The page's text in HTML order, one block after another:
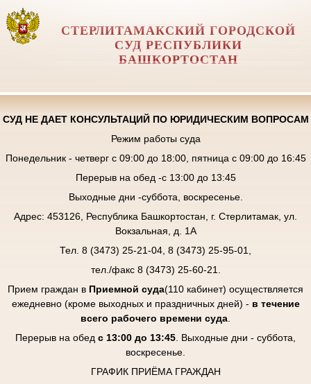
СТЕРЛИТАМАКСКИЙ ГОРОДСКОЙ
СУД РЕСПУБЛИКИ
БАШКОРТОСТАН
СУД НЕ ДАЕТ КОНСУЛЬТАЦИЙ ПО ЮРИДИЧЕСКИМ ВОПРОСАМ
Режим работы суда
Понедельник - четверг с 09:00 до 18:00, пятница с 09:00 до 16:45
Перерыв на обед -с 13:00 до 13:45
Выходные дни -суббота, воскресенье.
Адрес: 453126, Республика Башкортостан, г. Стерлитамак, ул.
Вокзальная, д. 1А
Тел. 8 (3473) 25-21-04, 8 (3473) 25-95-01,
тел./факс 8 (3473) 25-60-21.
Прием граждан в Приемной суда(110 кабинет) осуществляется
ежедневно (кроме выходных и праздничных дней) - в течение
всего рабочего времени суда
Перерыв на обед с 13:00 до 13:45 . Выходные дни - суббота,
воскресенье.
ГРАФИК ПРИЁМА ГРАЖДАН